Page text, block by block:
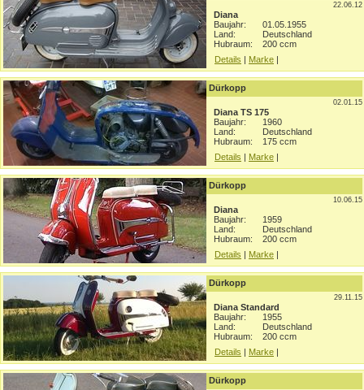
22.06.12
Diana
Baujahr:
01.05.1955
Land:
Deutschland
Hubraum:
200 ccm
Details | Marke |
Dürkopp
02.01.15
Diana TS 175
Baujahr:
1960
Land:
Deutschland
Hubraum:
175 ccm
Details | Marke |
Dürkopp
10.06.15
Diana
Baujahr:
1959
Land:
Deutschland
Hubraum:
200 ccm
Details | Marke |
Dürkopp
29.11.15
Diana Standard
Baujahr:
1955
Land:
Deutschland
Hubraum:
200 ccm
Details | Marke |
Dürkopp